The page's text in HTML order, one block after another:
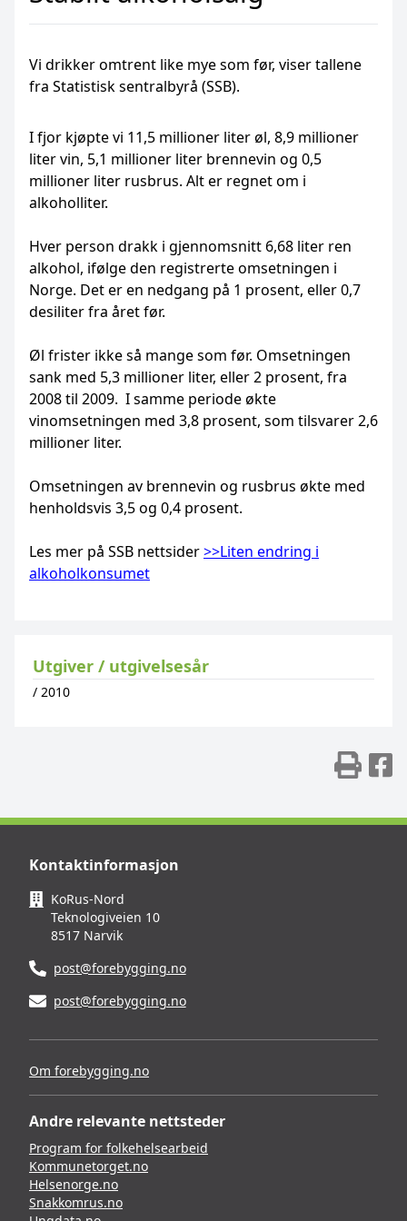
Vi drikker omtrent like mye som før, viser tallene
fra Statistisk sentralbyrå (SSB).
I fjor kjøpte vi 11,5 millioner liter øl, 8,9 millioner
liter vin, 5,1 millioner liter brennevin og 0,5
millioner liter rusbrus. Alt er regnet om i
alkoholliter.
Hver person drakk i gjennomsnitt 6,68 liter ren
alkohol, ifølge den registrerte omsetningen i
Norge. Det er en nedgang på 1 prosent, eller 0,7
desiliter fra året før.
Øl frister ikke så mange som før. Omsetningen
sank med 5,3 millioner liter, eller 2 prosent, fra
2008 til 2009. I samme periode økte
vinomsetningen med 3,8 prosent, som tilsvarer 2,6
millioner liter.
Omsetningen av brennevin og rusbrus økte med
henholdsvis 3,5 og 0,4 prosent.
Les mer på SSB nettsider>>Liten endring i
alkoholkonsumet
Utgiver / utgivelsesår
/ 2010
Kontaktinformasjon
KoRus-Nord
Teknologiveien 10
8517 Narvik
post@forebygging.no
post@forebygging.no
Om forebygging.no
Andre relevante nettsteder
Program for folkehelsearbeid
Kommunetorget.no
Helsenorge.no
Snakkomrus.no